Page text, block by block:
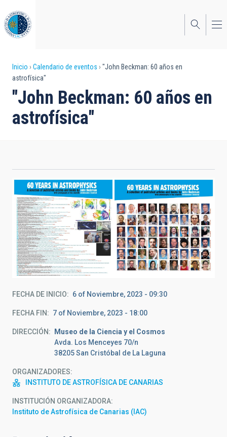
al
contenido
principal
Sobrescribir
enlaces
de
ayuda
navegación
Inicio Calendario de eventos
"John Beckman: 60 años en
astrofísica"
"John Beckman: 60 años en
astrofísica"
FECHA DE INICIO 6 of Noviembre, 2023 - 09:30
FECHA FIN 7 of Noviembre, 2023 - 18:00
DIRECCIÓN
Museo de la Ciencia y el Cosmos
Avda. Los Menceyes 70/n
38205 San Cristóbal de La Laguna
ORGANIZADORES
INSTITUTO DE ASTROFÍSICA DE CANARIAS
INSTITUCIÓN ORGANIZADORA
Instituto de Astrofísica de Canarias (IAC)